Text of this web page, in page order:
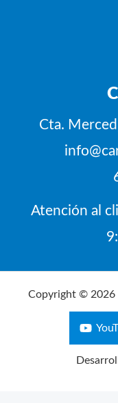
Cta.
Atención al
Copyright © 2026